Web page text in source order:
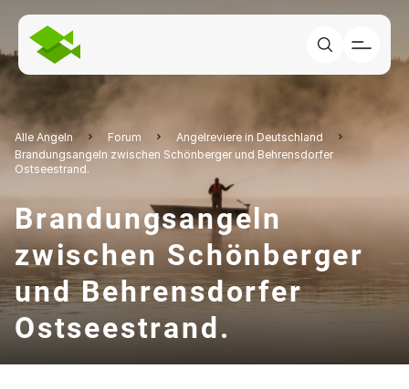
Alle Angeln Forum
Angelreviere in Deutschland
Brandungsangeln zwischen Schönberger und Behrensdorfer
Ostseestrand.
Brandungsangeln
zwischen Schönberger
und Behrensdorfer
Ostseestrand.